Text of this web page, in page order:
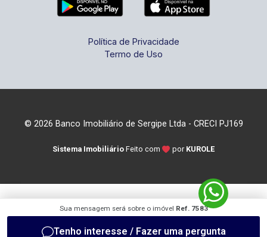
Sua mensagem será sobre o imóvel Ref. 7583
Tenho interesse / Fazer uma pergunta
Política de Privacidade
Termo de Uso
© 2026 Banco Imobiliário de Sergipe Ltda - CRECI PJ169
Sistema Imobiliário Feito com por KUROLE